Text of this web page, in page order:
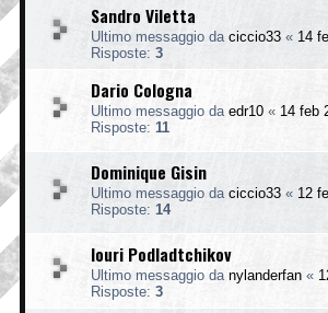
Sandro Viletta
Ultimo messaggio da ciccio33 « 14
Risposte: 3
Dario Cologna
Ultimo messaggio da edr10 « 14 feb
Risposte: 11
Dominique Gisin
Ultimo messaggio da ciccio33 « 12
Risposte: 14
Iouri Podladtchikov
Ultimo messaggio da nylanderfan «
Risposte: 3